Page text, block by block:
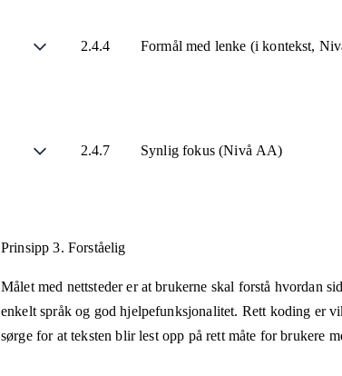
2.4.4 Formål med lenke (i kontekst,
2.4.7 Synlig fokus (Nivå AA)
Prinsipp 3. Forståelig
Målet med nettsteder er at brukerne skal forstå hvordan
enkelt språk og god hjelpefunksjonalitet. Rett koding er
sørge for at teksten blir lest opp på rett måte for brukere